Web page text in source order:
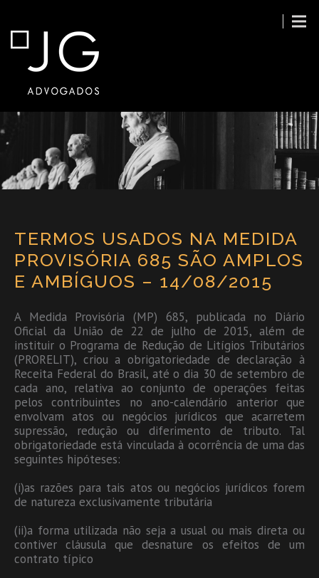
TERMOS USADOS NA MEDIDA
PROVISÓRIA 685 SÃO AMPLOS
E AMBÍGUOS – 14/08/2015
A Medida Provisória (MP) 685, publicada no Diário
Oficial da União de 22 de julho de 2015, além de
instituir o Programa de Redução de Litígios Tributários
(PRORELIT), criou a obrigatoriedade de declaração à
Receita Federal do Brasil, até o dia 30 de setembro de
cada ano, relativa ao conjunto de operações feitas
pelos contribuintes no ano-calendário anterior que
envolvam atos ou negócios jurídicos que acarretem
supressão, redução ou diferimento de tributo. Tal
obrigatoriedade está vinculada à ocorrência de uma das
seguintes hipóteses:
(i)as razões para tais atos ou negócios jurídicos forem
de natureza exclusivamente tributária
(ii)a forma utilizada não seja a usual ou mais direta ou
contiver cláusula que desnature os efeitos de um
contrato típico